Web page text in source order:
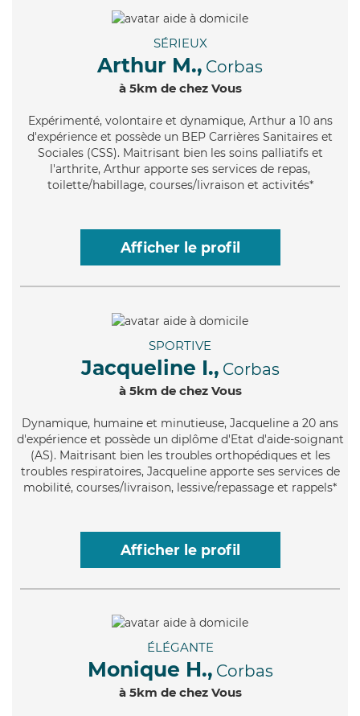
SÉRIEUX
Arthur M., Corbas
à 5km de chez Vous
Expérimenté, volontaire et dynamique, Arthur a 10 ans
d'expérience et possède un BEP Carrières Sanitaires et
Sociales (CSS). Maitrisant bien les soins palliatifs et
l'arthrite, Arthur apporte ses services de repas,
toilette/habillage, courses/livraison et activités*
Afficher le profil
SPORTIVE
Jacqueline I., Corbas
à 5km de chez Vous
Dynamique, humaine et minutieuse, Jacqueline a 20 ans
d'expérience et possède un diplôme d'Etat d'aide-soignant
(AS). Maitrisant bien les troubles orthopédiques et les
troubles respiratoires, Jacqueline apporte ses services de
mobilité, courses/livraison, lessive/repassage et rappels*
Afficher le profil
ÉLÉGANTE
Monique H., Corbas
à 5km de chez Vous